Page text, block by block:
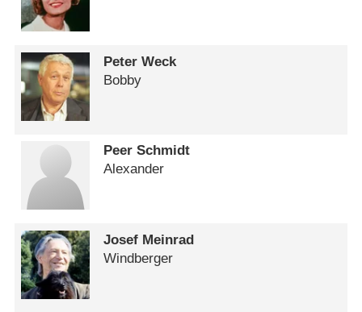
Peter Weck
Bobby
Peer Schmidt
Alexander
Josef Meinrad
Windberger